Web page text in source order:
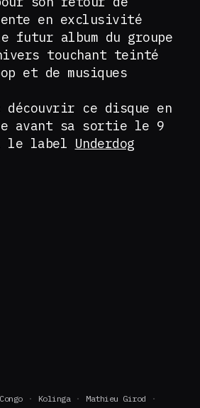
en exclusivité
futur album du groupe
touchant teinté
et de musiques
découvrir ce disque en
avant sa sortie le 9
le label Underdog
Congo Kolinga Mathieu Girod